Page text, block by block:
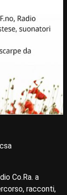
Co.Ra. a
racconti,